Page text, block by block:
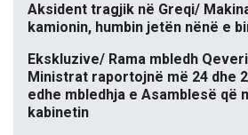
Aksident tragjik në Greqi/
kamionin, humbin jetën nënë e
Ekskluzive/ Rama mbledh
Ministrat raportojnë më 24 dhe
edhe mbledhja e Asamblesë që
kabinetin